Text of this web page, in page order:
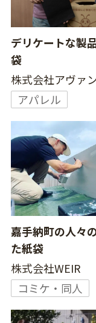
デリケートな製
袋
株式会社アヴァ
アパレル
嘉手納町の人々
た紙袋
株式会社WEIR
コミケ・同人